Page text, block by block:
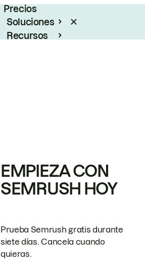
Precios
Soluciones
Recursos
EMPIEZA CON
SEMRUSH HOY
Prueba Semrush gratis durante
siete días. Cancela cuando
quieras.